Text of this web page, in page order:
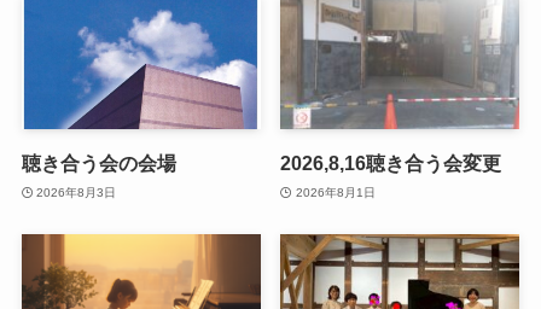
聴き合う会の会場
2026年8月3日
2026,8,16聴き合う会変更
2026年8月1日